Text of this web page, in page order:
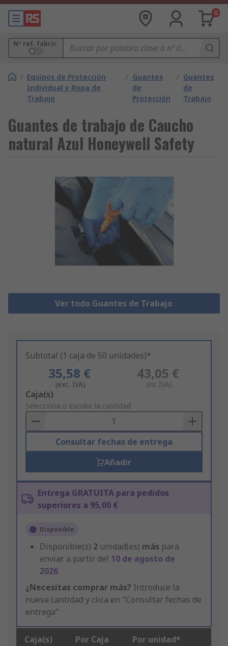
0
Nº ref. fabric.
/ Equipos de Protección
Individual y Ropa de
Trabajo
/ Guantes
de
Protección
/ Guantes
de
Trabajo
Guantes de trabajo de Caucho
natural Azul Honeywell Safety
Ver todo Guantes de Trabajo
Subtotal (1 caja de 50 unidades)*
35,58 €
(exc. IVA)
43,05 €
(inc.IVA)
Add
to
Basket
Caja(s)
Selecciona o escribe la cantidad
Consultar fechas de entrega
Añadir
Entrega GRATUITA para pedidos
superiores a 95,00 €
Disponible
Disponible(s) 2 unidad(es) más para
enviar a partir del 10 de agosto de
2026
¿Necesitas comprar más? Introduce la
nueva cantidad y clica en "Consultar fechas de
entrega"
Caja(s) Por Caja Por unidad*